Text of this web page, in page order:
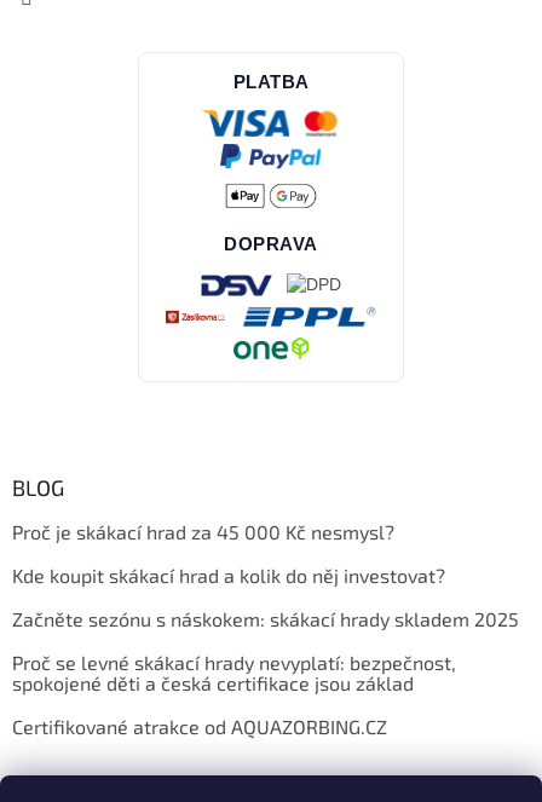
PLATBA
DOPRAVA
BLOG
Proč je skákací hrad za 45 000 Kč nesmysl?
Kde koupit skákací hrad a kolik do něj investovat?
Začněte sezónu s náskokem: skákací hrady skladem 2025
Proč se levné skákací hrady nevyplatí: bezpečnost,
spokojené děti a česká certifikace jsou základ
Certifikované atrakce od AQUAZORBING.CZ